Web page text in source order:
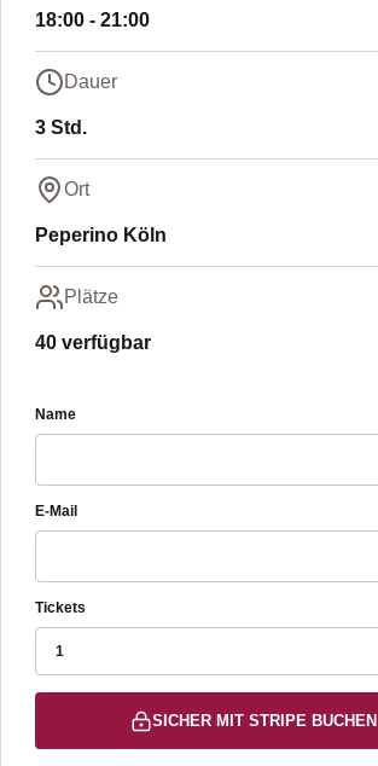
18:00 - 21:00
Dauer
3 Std.
Ort
Peperino Köln
Plätze
40 verfügbar
Name
E-Mail
Tickets
SICHER MIT STRIPE BUCHEN